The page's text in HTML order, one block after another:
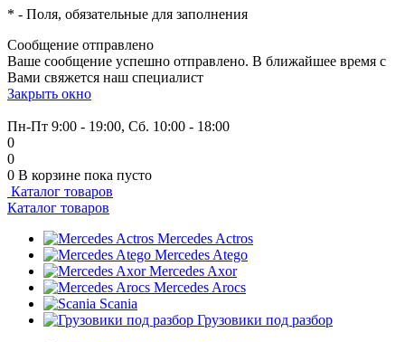
* - Поля, обязательные для заполнения
Сообщение отправлено
Ваше сообщение успешно отправлено. В ближайшее время с
Вами свяжется наш специалист
Закрыть окно
Пн-Пт 9:00 - 19:00, Сб. 10:00 - 18:00
0
0
0 В корзине пока пусто
Каталог товаров
Каталог товаров
Mercedes Actros
Mercedes Atego
Mercedes Axor
Mercedes Arocs
Scania
Грузовики под разбор